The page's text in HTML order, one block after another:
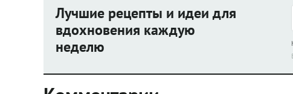
Но это необходимо для его здоровья.
Вот несколько принципов правильного
питания, которые помогут
скорректировать рацион ваших детей.
Лучшие рецепты и идеи для
вдохновения каждую
неделю